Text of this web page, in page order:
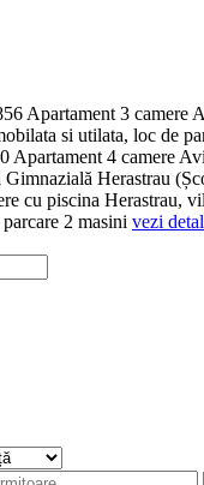
Apartament 3 camere
si utilata, loc de
Apartament 4 camere
Herastrau
cu piscina Herastrau,
2 masini vezi